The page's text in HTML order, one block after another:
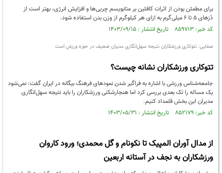
برای مطمئن بودن از اثرات کافئین بر متابویسم چربی‌ها و افزایش انرژی، بهتر است از
دُزهای ۵ تا ۶ میلی‌گرم به ازای هر کیلوگرم از وزن بدن استفاده شود.
کد خبر: ۸۵۹۷۱۳ تاریخ انتشار : ۱۴۰۳/۰۹/۱۵
صفایی: تتوکاری ورزشکاران نتیجه سهل‌انگاری مدیران ضعیف در حوزه ورزش است
تتوکاری ورزشکاران نشانه چیست؟
جامعه‌شناس ورزشی با اشاره به فراگیر شدن نمودهای فرهنگ بیگانه در ایران گفت: نمی‌شود
یک مساله را تک بعدی بررسی کرد اما هنجارشکنی ورزشکاران را باید نتیجه سهل‌انگاری
مدیران این بخش قلمداد کنیم.
کد خبر: ۸۵۲۱۷۹ تاریخ انتشار : ۱۴۰۳/۰۵/۳۱
از مدال آوران المپیک تا نکونام و گل محمدی؛ ورود کاروان
ورزشکاران به نجف در آستانه اربعین